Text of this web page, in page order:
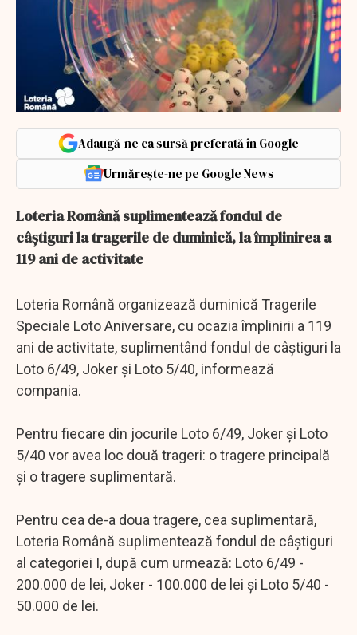
Adaugă-ne ca sursă preferată în Google
Urmărește-ne pe Google News
Loteria Română suplimentează fondul de
câştiguri la tragerile de duminică, la împlinirea a
119 ani de activitate
Loteria Română organizează duminică Tragerile
Speciale Loto Aniversare, cu ocazia împlinirii a 119
ani de activitate, suplimentând fondul de câştiguri la
Loto 6/49, Joker şi Loto 5/40, informează
compania.
Pentru fiecare din jocurile Loto 6/49, Joker şi Loto
5/40 vor avea loc două trageri: o tragere principală
şi o tragere suplimentară.
Pentru cea de-a doua tragere, cea suplimentară,
Loteria Română suplimentează fondul de câştiguri
al categoriei I, după cum urmează: Loto 6/49 -
200.000 de lei, Joker - 100.000 de lei şi Loto 5/40 -
50.000 de lei.